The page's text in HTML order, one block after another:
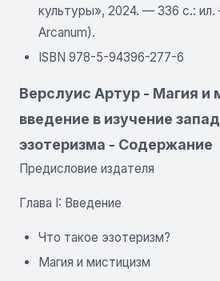
культуры», 2024. — 336 с.:
Arcanum).
ISBN 978-5-94396-277-6
Верслуис Артур - Магия и
введение в изучение
эзотеризма - Содержание
Предисловие издателя
Глава I: Введение
Что такое эзотеризм?
Магия и мистицизм